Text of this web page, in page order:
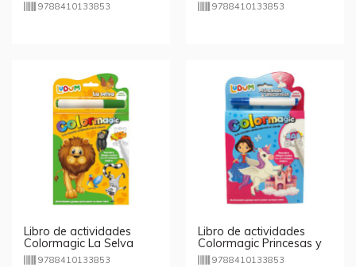
9788410133853 9788410133853
Libro de actividades
Colormagic La Selva
9788410133853
Libro de actividades
Colormagic Princesas y
Unicornios
9788410133853